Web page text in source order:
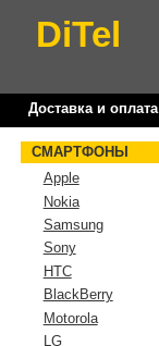
DiTel
Доставка и оплата
СМАРТФОНЫ
Apple
Nokia
Samsung
Sony
HTC
BlackBerry
Motorola
LG